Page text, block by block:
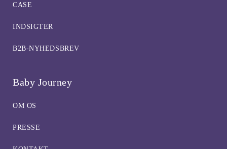
CASE
INDSIGTER
B2B-NYHEDSBREV
Baby Journey
OM OS
PRESSE